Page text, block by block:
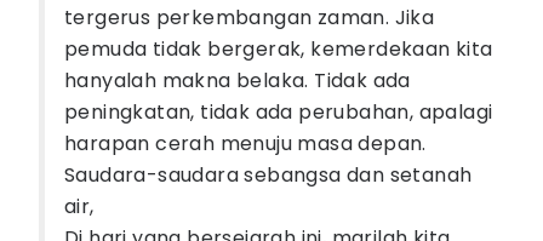
tergerus perkembangan zaman. Jika
pemuda tidak bergerak, kemerdekaan kita
hanyalah makna belaka. Tidak ada
peningkatan, tidak ada perubahan, apalagi
harapan cerah menuju masa depan.
Saudara-saudara sebangsa dan setanah
air,